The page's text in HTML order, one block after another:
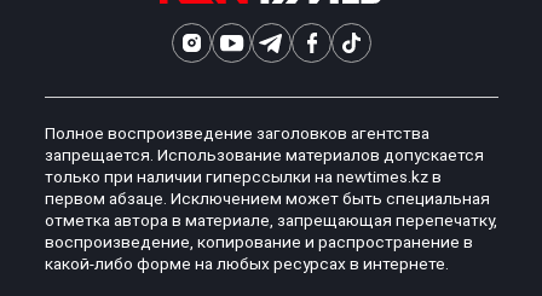
Полное воспроизведение заголовков агентства
запрещается. Использование материалов допускается
только при наличии гиперссылки на newtimes.kz в
первом абзаце. Исключением может быть специальная
отметка автора в материале, запрещающая перепечатку,
воспроизведение, копирование и распространение в
какой-либо форме на любых ресурсах в интернете.